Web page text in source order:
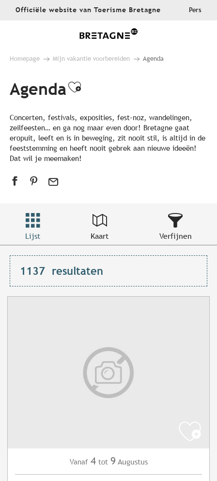
AllerOfficiële website van Toerisme Bretagne Pers
Homepage Mijn vakantie voorbereiden Agenda
AgendaAjouter aux favoris
Concerten, festivals, exposities, fest-noz, wandelingen,
zeilfeesten… en ga nog maar even door! Bretagne gaat
eropuit, leeft en is in beweging, zit nooit stil, is altijd in de
feeststemming en heeft nooit gebrek aan nieuwe ideeën!
Dat wil je meemaken!
Lijst Kaart Verfijnen
1137 resultaten
Vanaf 4 tot 9 Augustus